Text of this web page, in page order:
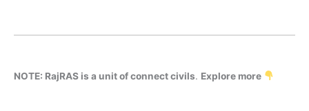
NOTE: RajRAS is a unit of connect civils. Explore more